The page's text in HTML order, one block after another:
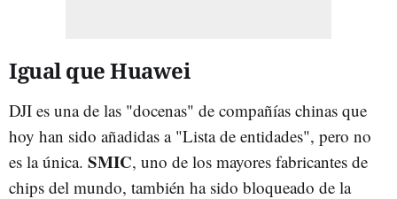
Igual que Huawei
DJI es una de las "docenas" de compañías chinas que
hoy han sido añadidas a "Lista de entidades", pero no
es la única. SMIC, uno de los mayores fabricantes de
chips del mundo, también ha sido bloqueado de la